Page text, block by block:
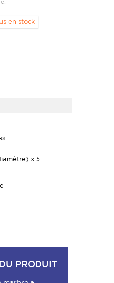
en stock
x 5
PRODUIT